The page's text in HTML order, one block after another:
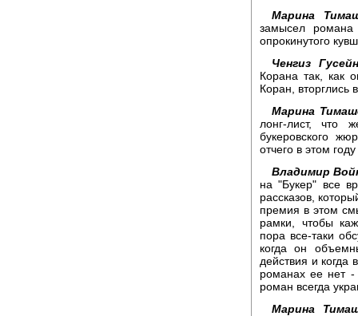
Марина
замысел романа
опрокинутого
Ченгиз
Корана так, как
Коран, вторглись
Марина
лонг-лист, что
букеровского
отчего в этом
Владимир
на "Букер" все
рассказов,
премия в этом
рамки, чтобы
пора все-таки
когда он
действия и когда
романах ее нет -
роман всегда
Марина